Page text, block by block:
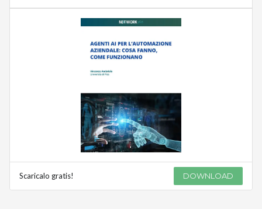
Scaricalo gratis! DOWNLOAD